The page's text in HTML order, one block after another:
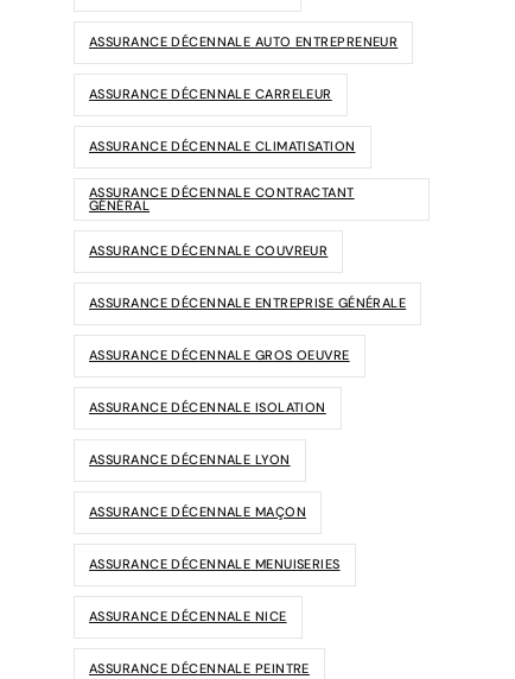
ASSURANCE DÉCENNALE AUTO ENTREPRENEUR
ASSURANCE DÉCENNALE CARRELEUR
ASSURANCE DÉCENNALE CLIMATISATION
ASSURANCE DÉCENNALE CONTRACTANT
GÉNÉRAL
ASSURANCE DÉCENNALE COUVREUR
ASSURANCE DÉCENNALE ENTREPRISE GÉNÉRALE
ASSURANCE DÉCENNALE GROS OEUVRE
ASSURANCE DÉCENNALE ISOLATION
ASSURANCE DÉCENNALE LYON
ASSURANCE DÉCENNALE MAÇON
ASSURANCE DÉCENNALE MENUISERIES
ASSURANCE DÉCENNALE NICE
ASSURANCE DÉCENNALE PEINTRE